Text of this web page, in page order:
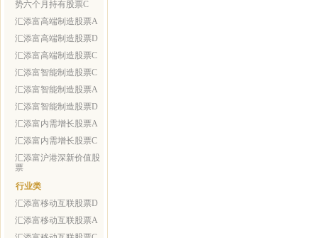
势六个月持有股票C
汇添富高端制造股票A
汇添富高端制造股票D
汇添富高端制造股票C
汇添富智能制造股票C
汇添富智能制造股票A
汇添富智能制造股票D
汇添富内需增长股票A
汇添富内需增长股票C
汇添富沪港深新价值股
票
行业类
汇添富移动互联股票D
汇添富移动互联股票A